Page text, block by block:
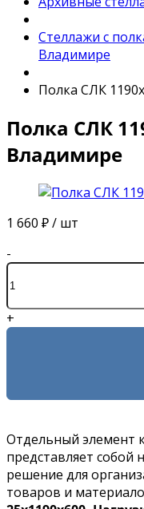
Стеллажи с
Владимире
Полка СЛК
Полка СЛК
Владимире
1 660 ₽/ шт
-
+
Отдельный элемент
представляет собой
решение для
товаров и